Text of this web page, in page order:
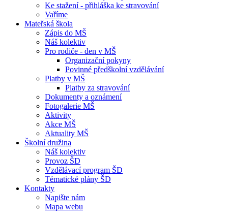
Ke stažení - přihláška ke stravování
Vaříme
Mateřská škola
Zápis do MŠ
Náš kolektiv
Pro rodiče - den v MŠ
Organizační pokyny
Povinné předškolní vzdělávání
Platby v MŠ
Platby za stravování
Dokumenty a oznámení
Fotogalerie MŠ
Aktivity
Akce MŠ
Aktuality MŠ
Školní družina
Náš kolektiv
Provoz ŠD
Vzdělávací program ŠD
Tématické plány ŠD
Kontakty
Napište nám
Mapa webu